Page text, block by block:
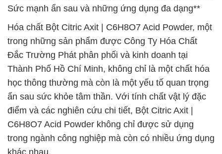
Sức mạnh ẩn sau và những ứng dụng đa dạng**
Hóa chất Bột Citric Axit | C6H8O7 Acid Powder, một
trong những sản phẩm được Công Ty Hóa Chất
Đắc Trường Phát phân phối và kinh doanh tại
Thành Phố Hồ Chí Minh, không chỉ là một chất hóa
học thông thường mà còn là một yếu tố quan trọng
ẩn sau sức khỏe tâm thần. Với tính chất vật lý đặc
điểm và các nghiên cứu chi tiết, Bột Citric Axit |
C6H8O7 Acid Powder không chỉ được sử dụng
trong ngành công nghiệp mà còn có nhiều ứng dụng
khác nhau.